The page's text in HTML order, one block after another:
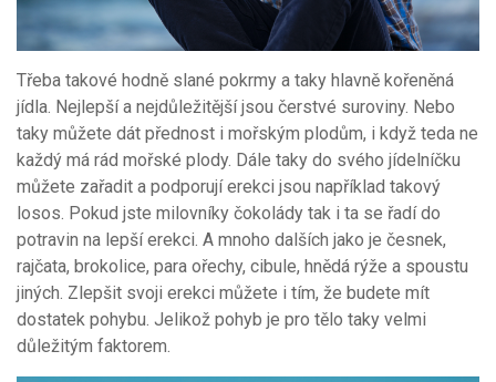
Třeba takové hodně slané pokrmy a taky hlavně kořeněná
jídla. Nejlepší a nejdůležitější jsou čerstvé suroviny. Nebo
taky můžete dát přednost i mořským plodům, i když teda ne
každý má rád mořské plody. Dále taky do svého jídelníčku
můžete zařadit a podporují erekci jsou například takový
losos. Pokud jste milovníky čokolády tak i ta se řadí do
potravin na lepší erekci. A mnoho dalších jako je česnek,
rajčata, brokolice, para ořechy, cibule, hnědá rýže a spoustu
jiných. Zlepšit svoji erekci můžete i tím, že budete mít
dostatek pohybu. Jelikož pohyb je pro tělo taky velmi
důležitým faktorem.